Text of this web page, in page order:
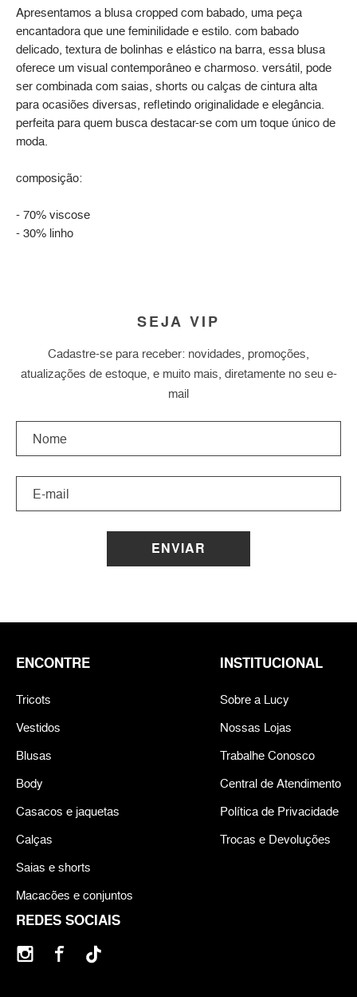
Apresentamos a blusa cropped com babado, uma peça
encantadora que une feminilidade e estilo. com babado
delicado, textura de bolinhas e elástico na barra, essa blusa
oferece um visual contemporâneo e charmoso. versátil, pode
ser combinada com saias, shorts ou calças de cintura alta
para ocasiões diversas, refletindo originalidade e elegância.
perfeita para quem busca destacar-se com um toque único de
moda.
composição:
- 70% viscose
- 30% linho
SEJA VIP
Cadastre-se para receber: novidades, promoções,
atualizações de estoque, e muito mais, diretamente no seu e-
mail
ENVIAR
REDES SOCIAIS
ENCONTRE
Tricots
Vestidos
Blusas
Body
Casacos e jaquetas
Calças
Saias e shorts
Macacões e conjuntos
INSTITUCIONAL
Sobre a Lucy
Nossas Lojas
Trabalhe Conosco
Central de Atendimento
Política de Privacidade
Trocas e Devoluções